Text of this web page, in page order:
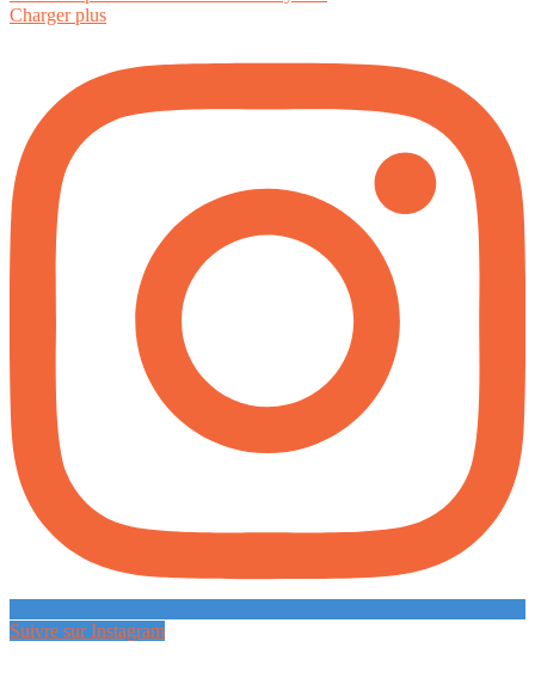
Charger plus
Suivre sur Instagram